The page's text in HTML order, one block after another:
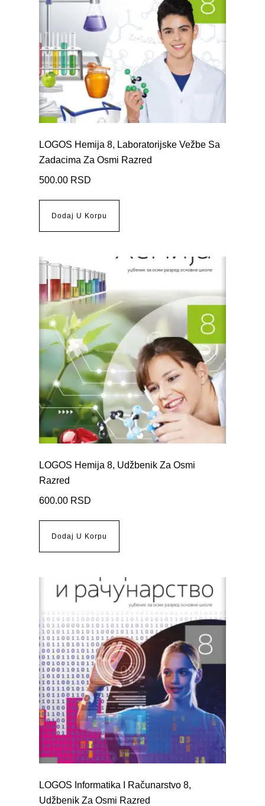
LOGOS Hemija 8, Laboratorijske Vežbe Sa
Zadacima Za Osmi Razred
500.00 RSD
Dodaj U Korpu
LOGOS Hemija 8, Udžbenik Za Osmi
Razred
600.00 RSD
Dodaj U Korpu
LOGOS Informatika I Računarstvo 8,
Udžbenik Za Osmi Razred